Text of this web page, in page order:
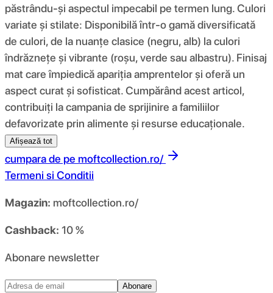
păstrându-și aspectul impecabil pe termen lung. Culori
variate și stilate: Disponibilă într-o gamă diversificată
de culori, de la nuanțe clasice (negru, alb) la culori
îndrăznețe și vibrante (roșu, verde sau albastru). Finisaj
mat care împiedică apariția amprentelor și oferă un
aspect curat și sofisticat. Cumpărând acest articol,
contribuiți la campania de sprijinire a familiilor
defavorizate prin alimente și resurse educaționale.
Afișează tot
cumpara de pe moftcollection.ro/
Termeni si Conditii
Magazin: moftcollection.ro/
Cashback: 10 %
Abonare newsletter
Abonare